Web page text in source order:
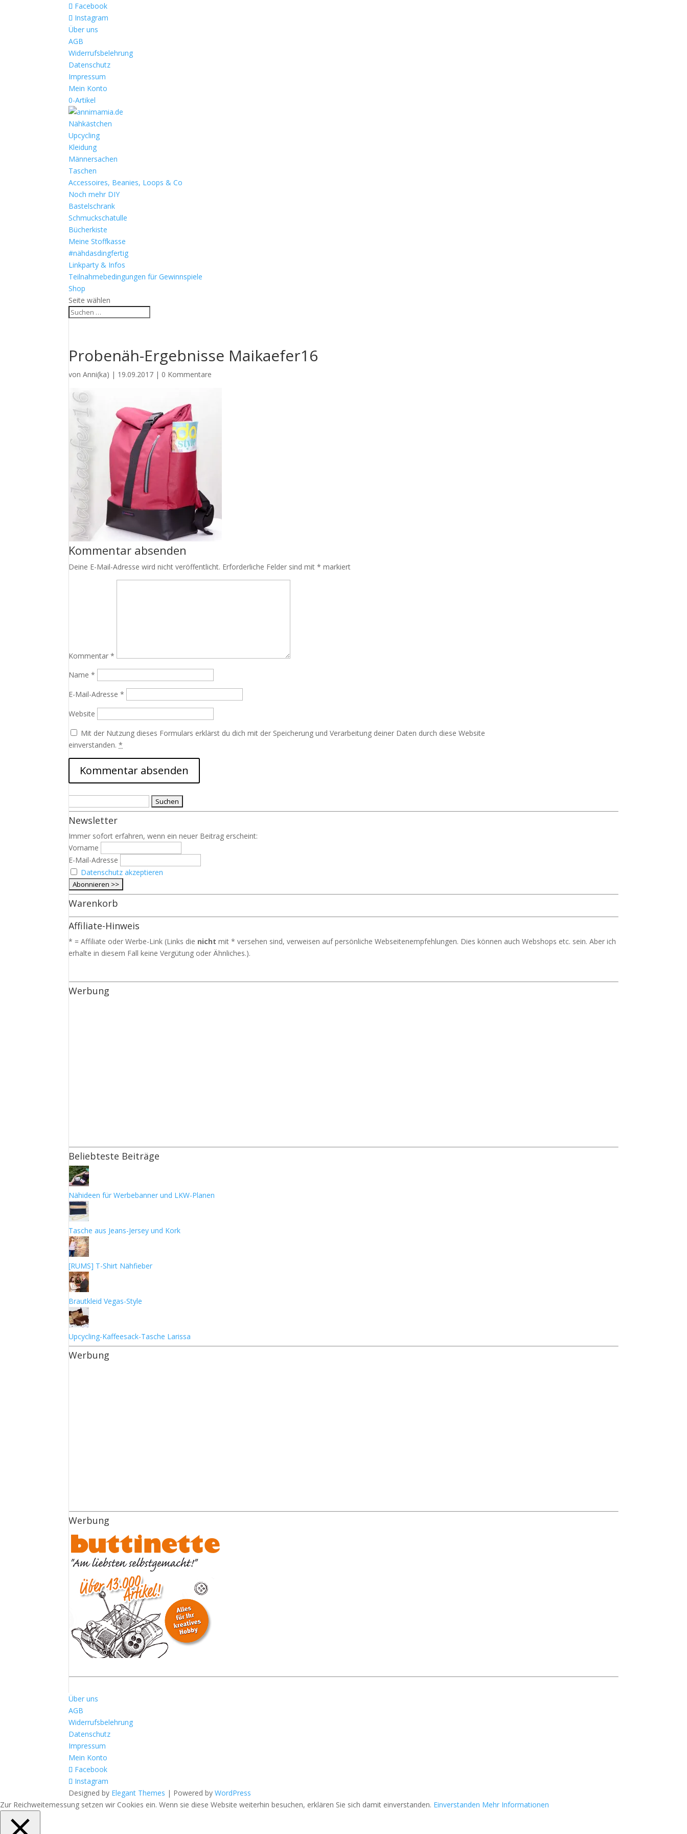
Facebook
Instagram
Über uns
AGB
Widerrufsbelehrung
Datenschutz
Impressum
Mein Konto
0-Artikel
Nähkästchen
Upcycling
Kleidung
Männersachen
Taschen
Accessoires, Beanies, Loops & Co
Noch mehr DIY
Bastelschrank
Schmuckschatulle
Bücherkiste
Meine Stoffkasse
#nähdasdingfertig
Linkparty & Infos
Teilnahmebedingungen für Gewinnspiele
Shop
Seite wählen
Probenäh-Ergebnisse Maikaefer16
vonAnni(ka) | 19.09.2017 | 0 Kommentare
Kommentar absenden
Deine E-Mail-Adresse wird nicht veröffentlicht. Erforderliche Felder sind mit* markiert
Kommentar*
Name*
E-Mail-Adresse*
Website
Mit der Nutzung dieses Formulars erklärst du dich mit der Speicherung und Verarbeitung deiner Daten durch diese Website
einverstanden.*
nach:
Newsletter
Immer sofort erfahren, wenn ein neuer Beitrag erscheint:
Vorname
E-Mail-Adresse
Datenschutz akzeptieren
Warenkorb
Affiliate-Hinweis
* = Affiliate oder Werbe-Link (Links die nichtmit * versehen sind, verweisen auf persönliche Webseitenempfehlungen. Dies können auch Webshops etc. sein. Aber ich
erhalte in diesem Fall keine Vergütung oder Ähnliches.).
Werbung
Beliebteste Beiträge
Nähideen für Werbebanner und LKW-Planen
Tasche aus Jeans-Jersey und Kork
[RUMS] T-Shirt Nähfieber
Brautkleid Vegas-Style
Upcycling-Kaffeesack-Tasche Larissa
Werbung
Werbung
Über uns
AGB
Widerrufsbelehrung
Datenschutz
Impressum
Mein Konto
Facebook
Instagram
Designed by Elegant Themes | Powered byWordPress
Zur Reichweitemessung setzen wir Cookies ein. Wenn sie diese Website weiterhin besuchen, erklären Sie sich damit einverstanden. Einverstanden Mehr Informationen